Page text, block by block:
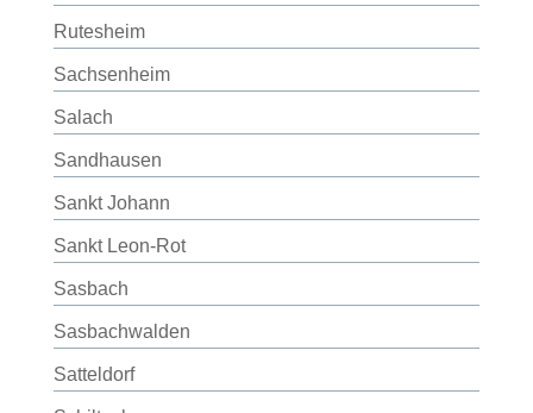
Rutesheim
Sachsenheim
Salach
Sandhausen
Sankt Johann
Sankt Leon-Rot
Sasbach
Sasbachwalden
Satteldorf